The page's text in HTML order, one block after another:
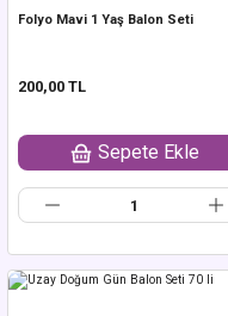
Folyo Mavi 1 Yaş Balon Seti
200,00 TL
Sepete Ekle